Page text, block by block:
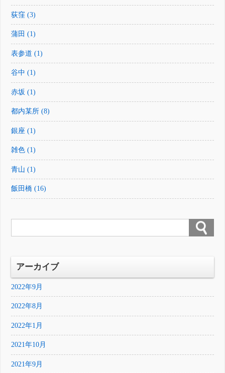
荻窪 (3)
蒲田 (1)
表参道 (1)
谷中 (1)
赤坂 (1)
都内某所 (8)
銀座 (1)
雑色 (1)
青山 (1)
飯田橋 (16)
アーカイブ
2022年9月
2022年8月
2022年1月
2021年10月
2021年9月